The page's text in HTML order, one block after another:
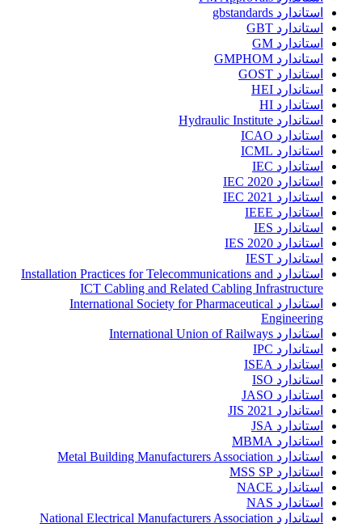
استاندارد gbstandards
استاندارد GBT
استاندارد GM
استاندارد GMPHOM
استاندارد GOST
استاندارد HEI
استاندارد HI
استاندارد Hydraulic Institute
استاندارد ICAO
استاندارد ICML
استاندارد IEC
استاندارد IEC 2020
استاندارد IEC 2021
استاندارد IEEE
استاندارد IES
استاندارد IES 2020
استاندارد IEST
استاندارد Installation Practices for Telecommunications and
ICT Cabling and Related Cabling Infrastructure
استاندارد International Society for Pharmaceutical
Engineering
استاندارد International Union of Railways
استاندارد IPC
استاندارد ISEA
استاندارد ISO
استاندارد JASO
استاندارد JIS 2021
استاندارد JSA
استاندارد MBMA
استاندارد Metal Building Manufacturers Association
استاندارد MSS SP
استاندارد NACE
استاندارد NAS
استاندارد National Electrical Manufacturers Association